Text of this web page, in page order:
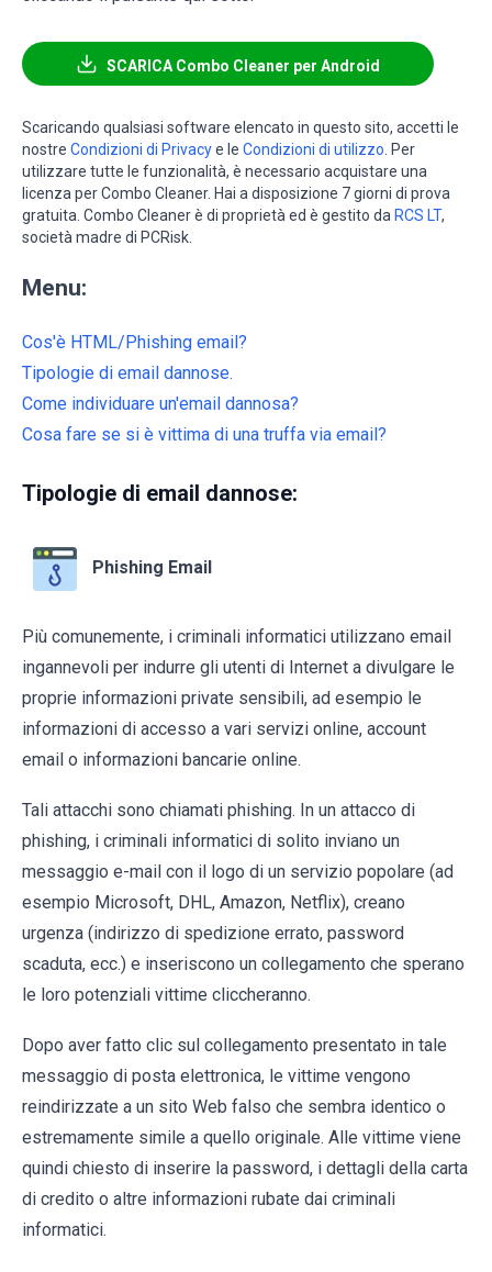
SCARICA Combo Cleaner per Android
Scaricando qualsiasi software elencato in questo sito, accetti le
nostre Condizioni di Privacye le Condizioni di utilizzo . Per
utilizzare tutte le funzionalità, è necessario acquistare una
licenza per Combo Cleaner. Hai a disposizione 7 giorni di prova
gratuita. Combo Cleaner è di proprietà ed è gestito da RCS LT,
società madre di PCRisk.
Menu:
Cos'è HTML/Phishing email?
Tipologie di email dannose.
Come individuare un'email dannosa?
Cosa fare se si è vittima di una truffa via email?
Tipologie di email dannose:
Phishing Email
Più comunemente, i criminali informatici utilizzano email
ingannevoli per indurre gli utenti di Internet a divulgare le
proprie informazioni private sensibili, ad esempio le
informazioni di accesso a vari servizi online, account
email o informazioni bancarie online.
Tali attacchi sono chiamati phishing. In un attacco di
phishing, i criminali informatici di solito inviano un
messaggio e-mail con il logo di un servizio popolare (ad
esempio Microsoft, DHL, Amazon, Netflix), creano
urgenza (indirizzo di spedizione errato, password
scaduta, ecc.) e inseriscono un collegamento che sperano
le loro potenziali vittime cliccheranno.
Dopo aver fatto clic sul collegamento presentato in tale
messaggio di posta elettronica, le vittime vengono
reindirizzate a un sito Web falso che sembra identico o
estremamente simile a quello originale. Alle vittime viene
quindi chiesto di inserire la password, i dettagli della carta
di credito o altre informazioni rubate dai criminali
informatici.